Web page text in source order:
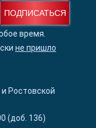
ПОДПИСАТЬСЯ
время.
не пришло
Ростовской
(доб. 136)